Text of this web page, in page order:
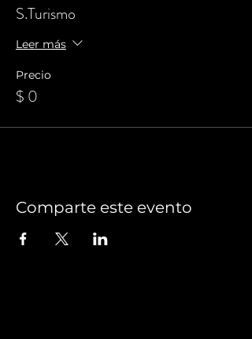
S.Turismo
Leer más
Precio
$ 0
Comparte este evento